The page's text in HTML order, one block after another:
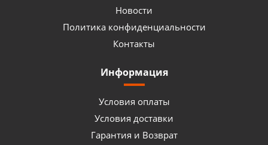
Новости
Политика конфиденциальности
Контакты
Информация
Условия оплаты
Условия доставки
Гарантия и Возврат